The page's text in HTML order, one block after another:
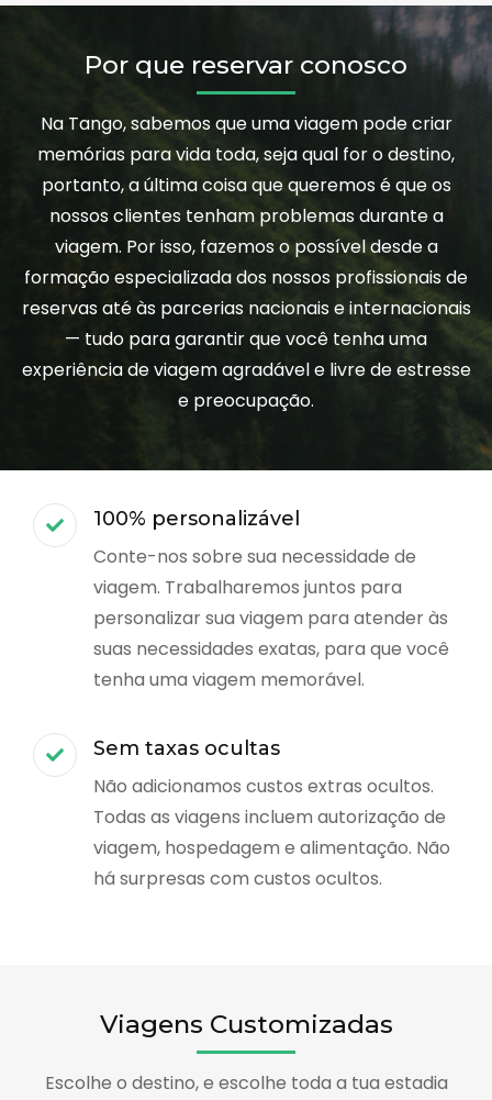
Por que reservar conosco
Na Tango, sabemos que uma viagem pode criar
memórias para vida toda, seja qual for o destino,
portanto, a última coisa que queremos é que os
nossos clientes tenham problemas durante a
viagem. Por isso, fazemos o possível desde a
formação especializada dos nossos profissionais de
reservas até às parcerias nacionais e internacionais
— tudo para garantir que você tenha uma
experiência de viagem agradável e livre de estresse
e preocupação.
100% personalizável
Conte-nos sobre sua necessidade de
viagem. Trabalharemos juntos para
personalizar sua viagem para atender às
suas necessidades exatas, para que você
tenha uma viagem memorável.
Sem taxas ocultas
Não adicionamos custos extras ocultos.
Todas as viagens incluem autorização de
viagem, hospedagem e alimentação. Não
há surpresas com custos ocultos.
Viagens Customizadas
Escolhe o destino, e escolhe toda a tua estadia